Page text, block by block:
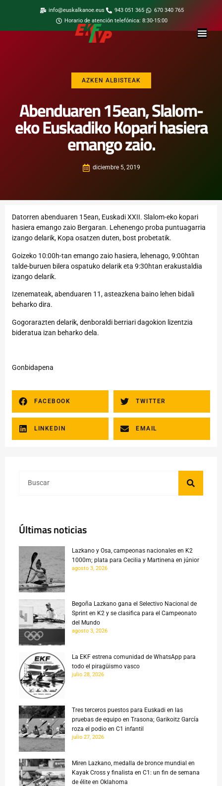
info@euskalkanoe.eus 943 051 365
670 340 765
Horario de atención telefónica: 8:30-15:00
AZKEN ALBISTEAK
Abenduaren 15ean, Slalom-
eko Euskadiko Kopari hasiera
emango zaio.
diciembre 5, 2019
Datorren abenduaren 15ean, Euskadi XXII. Slalom-eko kopari
hasiera emango zaio Bergaran. Lehenengo proba puntuagarria
izango delarik, Kopa osatzen duten, bost probetatik.
Goizeko 10:00h-tan emango zaio hasiera, lehenago, 9:00htan
talde-buruen bilera ospatuko delarik eta 9:30htan erakustaldia
izango delarik.
Izenemateak, abenduaren 11, asteazkena baino lehen bidali
beharko dira.
Gogorarazten delarik, denboraldi berriari dagokion lizentzia
bideratua izan beharko dela.
Gonbidapena
FACEBOOK TWITTER
LINKEDIN EMAIL
Últimas noticias
Lazkano y Osa, campeonas nacionales en K2
1000m; plata para Cecilia y Martinena en júnior
agosto 3, 2026
Begoña Lazkano gana el Selectivo Nacional de
Sprint en K2 y se clasifica para el Campeonato
del Mundo
agosto 3, 2026
La EKF estrena comunidad de WhatsApp para
todo el piragüismo vasco
julio 28, 2026
Tres terceros puestos para Euskadi en las
pruebas de equipo en Trasona; Garikoitz García
roza el podio en C1 infantil
julio 27, 2026
Miren Lazkano, medalla de bronce mundial en
Kayak Cross y finalista en C1: un fin de semana
de élite en Oklahoma